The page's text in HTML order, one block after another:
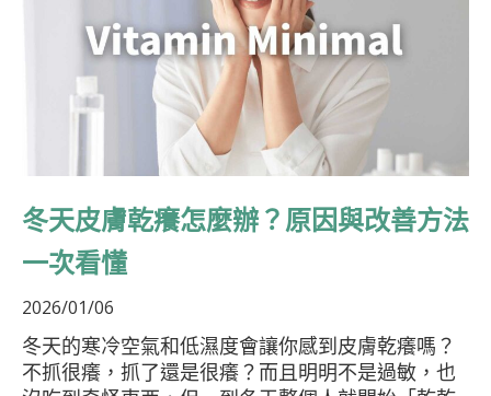
冬天皮膚乾癢怎麼辦？原因與改善方法
一次看懂
2026/01/06
冬天的寒冷空氣和低濕度會讓你感到皮膚乾癢嗎？
不抓很癢，抓了還是很癢？而且明明不是過敏，也